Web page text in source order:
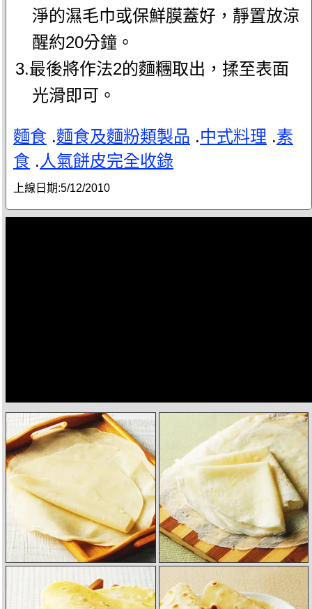
淨的濕毛巾或保鮮膜蓋好，靜置放涼
醒約20分鐘。
3.最後將作法2的麵糰取出，揉至表面
光滑即可。
麵食 .麵食及麵粉類製品 .中式料理 .素
食 .人氣餅皮完全收錄
上線日期:5/12/2010